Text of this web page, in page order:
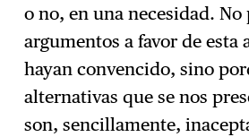
o no, en una necesidad. No
argumentos a favor de esta
hayan convencido, sino
alternativas que se nos
son, sencillamente,